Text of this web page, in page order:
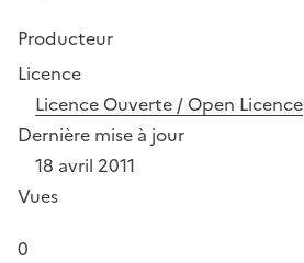
Producteur
Licence
Licence Ouverte / Open Licence
Dernière mise à jour
18 avril 2011
Vues
0